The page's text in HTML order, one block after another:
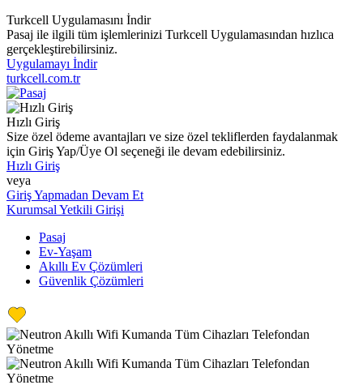
Turkcell Uygulamasını İndir
Pasaj ile ilgili tüm işlemlerinizi Turkcell Uygulamasından hızlıca
gerçekleştirebilirsiniz.
Uygulamayı İndir
turkcell.com.tr
Hızlı Giriş
Size özel ödeme avantajları ve size özel tekliflerden faydalanmak
için Giriş Yap/Üye Ol seçeneği ile devam edebilirsiniz.
Hızlı Giriş
veya
Giriş Yapmadan Devam Et
Kurumsal Yetkili Girişi
Pasaj
Ev-Yaşam
Akıllı Ev Çözümleri
Güvenlik Çözümleri